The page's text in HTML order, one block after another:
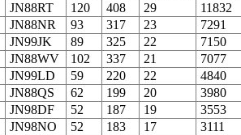
JN88RT 120 408 29
11832
JN88NR 93 317 23
7291
JN99JK 89 325 22
7150
JN88WV 102 337 21
7077
JN99LD 59 220 22
4840
JN88QS 62 199 20
3980
JN98DF 52 187 19
3553
JN98NO 52 183 17
3111